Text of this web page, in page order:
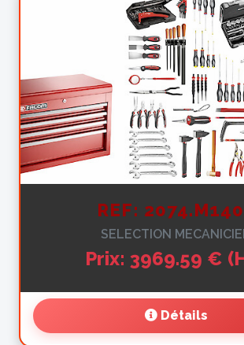
REF:
SELECTION
Prix: 3969.59 €
Détails